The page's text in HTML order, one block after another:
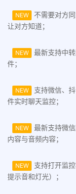
NEW
不需要对方
让对方知道；
NEW
最新支持中
件；
NEW
支持微信、
件实时聊天监控；
NEW
最新支持微
内容与音频内容；
NEW
支持打开监
提示音和灯光）；